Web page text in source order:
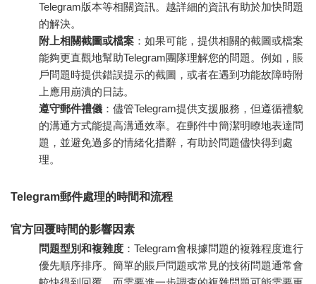
Telegram版本等相關資訊。越詳細的資訊有助於加快問題
的解決。
附上相關截圖或檔案 ：如果可能，提供相關的截圖或檔案
能夠更直觀地幫助Telegram團隊理解您的問題。例如，賬
戶問題時提供錯誤提示的截圖，或者在遇到功能故障時附
上應用崩潰的日誌。
遵守郵件禮儀 ：儘管Telegram提供支援服務，但遵循禮貌
的溝通方式能提高溝通效率。在郵件中簡潔明瞭地表達問
題，並避免過多的情緒化措辭，有助於問題儘快得到處
理。
Telegram郵件處理的時間和流程
官方回覆時間的影響因素
問題型別和複雜度 ：Telegram會根據問題的複雜程度進行
優先順序排序。簡單的賬戶問題或常見的技術問題通常會